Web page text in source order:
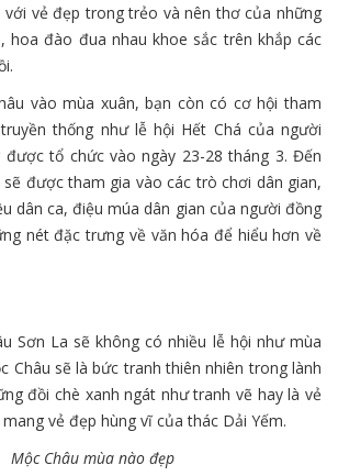
vẻ đẹp trong trẻo và nên thơ của những
hoa đào đua nhau khoe sắc trên khắp các
vào mùa xuân, bạn còn có cơ hội tham
thống như lễ hội Hết Chá của người
được tổ chức vào ngày 23-28 tháng 3. Đến
được tham gia vào các trò chơi dân gian,
dân ca, điệu múa dân gian của người đồng
nét đặc trưng về văn hóa để hiểu hơn về
Sơn La sẽ không có nhiều lễ hội như mùa
Châu sẽ là bức tranh thiên nhiên trong lành
đồi chè xanh ngát như tranh vẽ hay là vẻ
vẻ đẹp hùng vĩ của thác Dải Yếm.
Mộc Châu mùa nào đẹp